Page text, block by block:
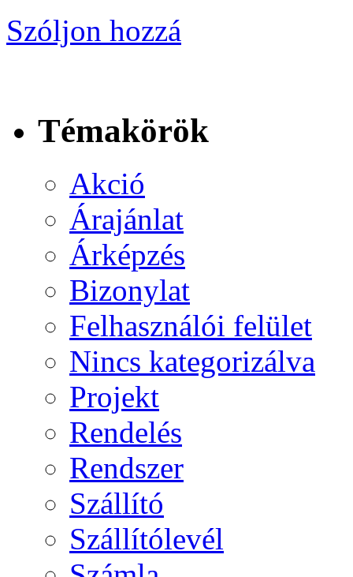
Szóljon hozzá
Témakörök
Akció
Árajánlat
Árképzés
Bizonylat
Felhasználói felület
Nincs kategorizálva
Projekt
Rendelés
Rendszer
Szállító
Szállítólevél